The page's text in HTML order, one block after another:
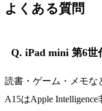
よくある質問
Q. iPad mini 第6世
読書・ゲーム・メモな
A15はApple